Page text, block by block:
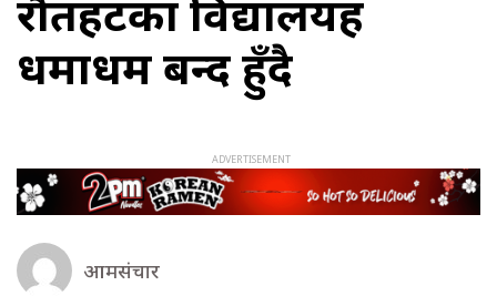
रौतहटका विद्यालयहरू
धमाधम बन्द हुँदै
आमसंचार